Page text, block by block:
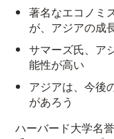
著名なエコノミ
が、アジアの成
サマーズ氏、ア
能性が高い
アジアは、今後
があろう
ハーバード大学名